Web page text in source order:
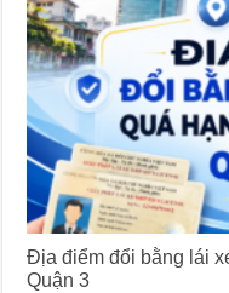
Địa điểm đổi bằng lái
Quận 3